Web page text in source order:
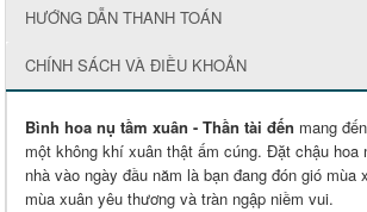
HƯỚNG DẪN THANH TOÁN
CHÍNH SÁCH VÀ ĐIỀU KHOẢN
Bình hoa nụ tầm xuân - Thần tài đến mang
một không khí xuân thật ấm cúng. Đặt chậu hoa
nhà vào ngày đầu năm là bạn đang đón gió mùa
mùa xuân yêu thương và tràn ngập niềm vui.